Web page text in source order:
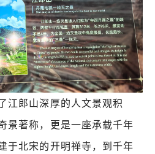
江郎山深厚的人文景观积
景著称，更是一座承载千年
于北宋的开明禅寺，到千年